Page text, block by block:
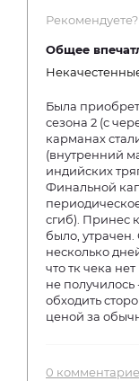
Рекомендуете?
Общее
Была
сезона 2 (с
карманах
(внутренний
индийских
Финальной
сгиб). Принес
было, утрачен.
несколько
что тк чека
не получилось
обходить
ценой за
0